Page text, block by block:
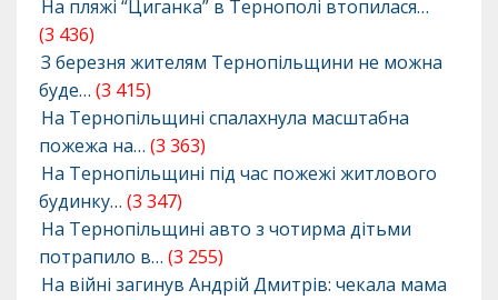
На пляжі “Циганка” в Тернополі втопилася…
(3 436)
З березня жителям Тернопільщини не можна
буде… (3 415)
На Тернопільщині спалахнула масштабна
пожежа на… (3 363)
На Тернопільщині під час пожежі житлового
будинку… (3 347)
На Тернопільщині авто з чотирма дітьми
потрапило в… (3 255)
На війні загинув Андрій Дмитрів: чекала мама